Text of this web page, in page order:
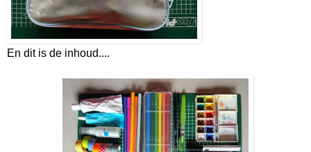
En dit is de inhoud....